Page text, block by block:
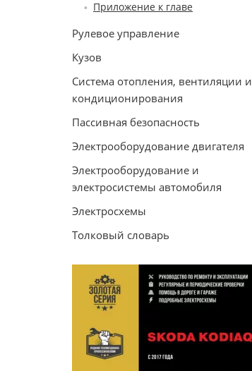
Приложение к главе
Рулевое управление
Кузов
Система отопления, вентиляции и
кондиционирования
Пассивная безопасность
Электрооборудование двигателя
Электрооборудование и
электросистемы автомобиля
Электросхемы
Толковый словарь